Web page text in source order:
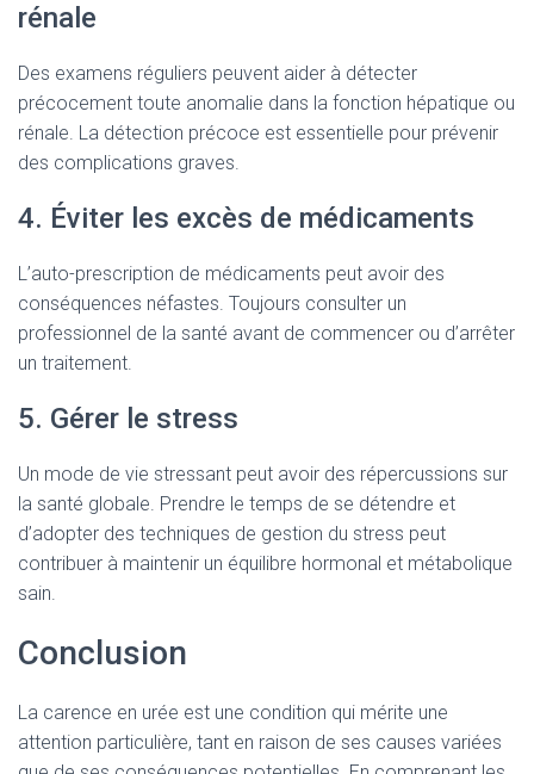
rénale
Des examens réguliers peuvent aider à détecter
précocement toute anomalie dans la fonction hépatique ou
rénale. La détection précoce est essentielle pour prévenir
des complications graves.
4. Éviter les excès de médicaments
L’auto-prescription de médicaments peut avoir des
conséquences néfastes. Toujours consulter un
professionnel de la santé avant de commencer ou d’arrêter
un traitement.
5. Gérer le stress
Un mode de vie stressant peut avoir des répercussions sur
la santé globale. Prendre le temps de se détendre et
d’adopter des techniques de gestion du stress peut
contribuer à maintenir un équilibre hormonal et métabolique
sain.
Conclusion
La carence en urée est une condition qui mérite une
attention particulière, tant en raison de ses causes variées